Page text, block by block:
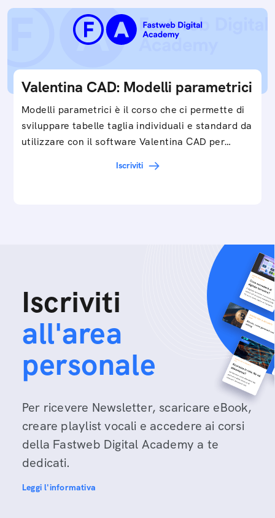
Valentina CAD: Modelli parametrici
Modelli parametrici è il corso che ci permette di
sviluppare tabelle taglia individuali e standard da
utilizzare con il software Valentina CAD per…
Iscriviti
Iscriviti
all'area
personale
Per ricevere Newsletter, scaricare eBook,
creare playlist vocali e accedere ai corsi
della Fastweb Digital Academy a te
dedicati.
Leggi l'informativa